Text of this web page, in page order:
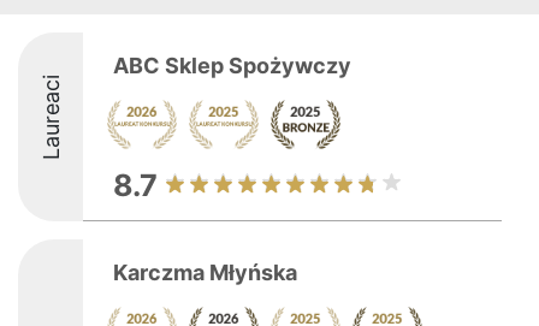
Laureaci
ABC Sklep Spożywczy
8.7
Karczma Młyńska